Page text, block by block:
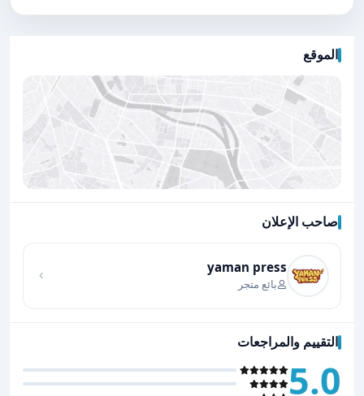
الموقع
صاحب الإعلان
yaman press
بائع متجر
التقييم والمراجعات
5.0